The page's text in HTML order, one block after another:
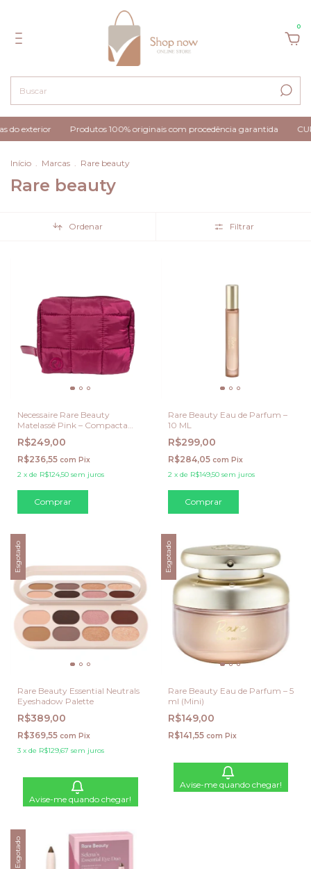
0
do exterior Produtos 100% originais com procedência garantida
Início . Marcas . Rare beauty
Rare beauty
Ordenar Filtrar
Necessaire Rare Beauty
Matelassê Pink – Compacta
com Alça
R$249,00
R$236,55 com Pix
2 x de R$124,50 sem juros
Rare Beauty Eau de Parfum –
10 ML
R$299,00
R$284,05 com Pix
2 x de R$149,50 sem juros
Esgotado
Rare Beauty Essential Neutrals
Eyeshadow Palette
R$389,00
R$369,55 com Pix
3 x de R$129,67 sem juros
Avise-me quando chegar!
Esgotado
Rare Beauty Eau de Parfum – 5
ml (Mini)
R$149,00
R$141,55 com Pix
Avise-me quando chegar!
Esgotado